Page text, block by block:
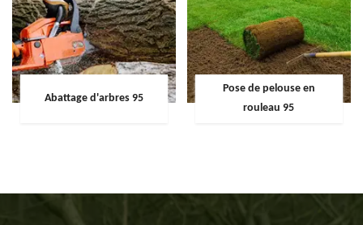
Abattage d'arbres 95
Pose de pelouse en
rouleau 95